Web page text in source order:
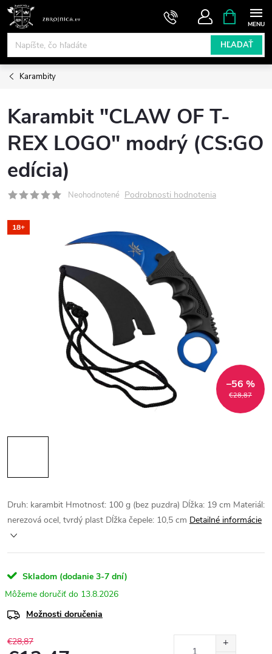
Prejsť
obsah
HĽADAŤ
KOŠÍK
Karambity
Karambit "CLAW OF T-
REX LOGO" modrý (CS:GO
edícia)
Neohodnotené Podrobnosti hodnotenia
18+
€28,87
–56 %
Druh: karambit Hmotnosť: 100 g (bez puzdra) Dĺžka: 19 cm Materiál:
nerezová ocel, tvrdý plast Dĺžka čepele: 10,5 cm Detailné informácie
Skladom (dodanie 3-7 dní)
13.8.2026
Možnosti doručenia
€28,87